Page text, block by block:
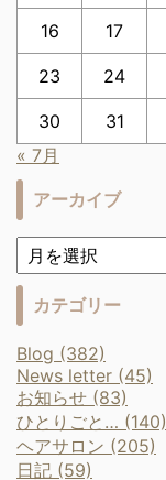
16 17
23 24
30
31
« 7月
アーカイブ
カテゴリー
Blog (382)
News letter (45)
お知らせ (83)
ひとりごと… (140)
ヘアサロン (205)
日記 (59)